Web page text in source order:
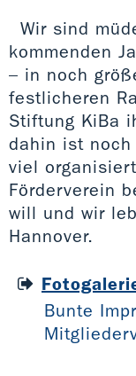
Wir sind
kommenden
– in noch
festlicheren
Stiftung KiBa
dahin ist noch
viel
Förderverein
will und wir
Hannover.
Bunte